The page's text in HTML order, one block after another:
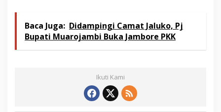
Baca Juga: Didampingi Camat Jaluko, Pj
Bupati Muarojambi Buka Jambore PKK
Ikuti Kami